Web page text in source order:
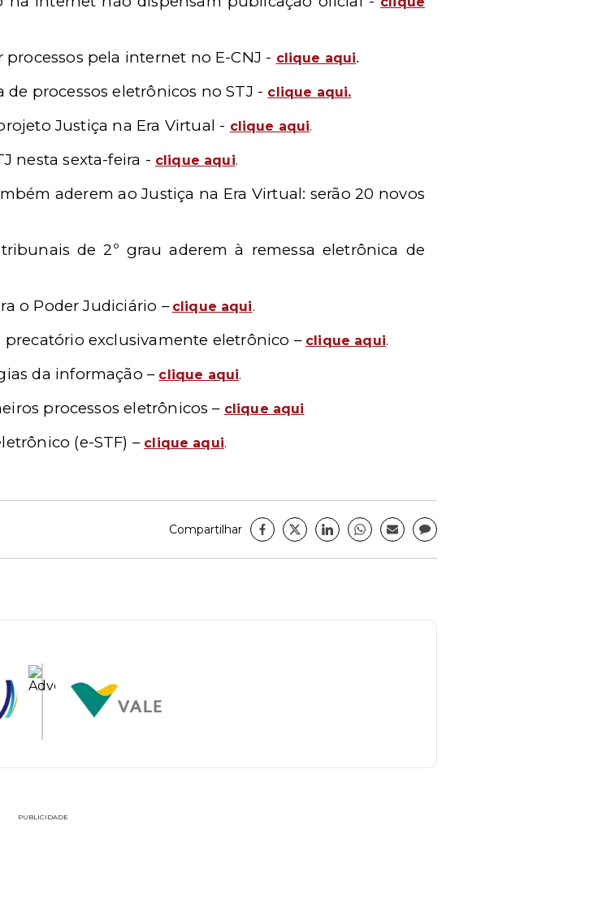
pela internet no E-CNJ - clique aqui.
de processos eletrônicos noSTJ - clique aqui.
Justiça na Era Virtual - clique aqui.
nesta sexta-feira - clique aqui.
aderem ao Justiça na Era Virtual: serão 20 novos
de 2º grau aderem à remessa eletrônica de
o Poder Judiciário – clique aqui.
exclusivamente eletrônico – clique aqui.
da informação – clique aqui.
processos eletrônicos – clique aqui
(e-STF) – clique aqui.
Compartilhar
PUBLICIDADE